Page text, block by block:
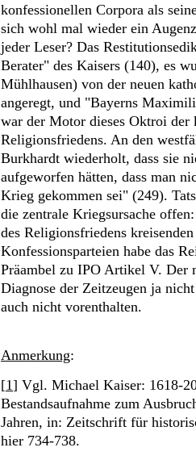
konfessionellen Corpora als
sich wohl mal wieder ein
jeder Leser? Das
Berater" des Kaisers (140), es
Mühlhausen) von der neuen
angeregt, und "Bayerns
war der Motor dieses Oktroi der
Religionsfriedens. An den
Burkhardt wiederholt, dass sie
aufgeworfen hätten, dass man
Krieg gekommen sei" (249).
die zentrale Kriegsursache
des Religionsfriedens
Konfessionsparteien habe das
Präambel zu IPO Artikel V. Der
Diagnose der Zeitzeugen ja
auch nicht vorenthalten.
Anmerkung:
[1] Vgl. Michael Kaiser: 1618-
Bestandsaufnahme zum
Jahren, in: Zeitschrift für
hier 734-738.